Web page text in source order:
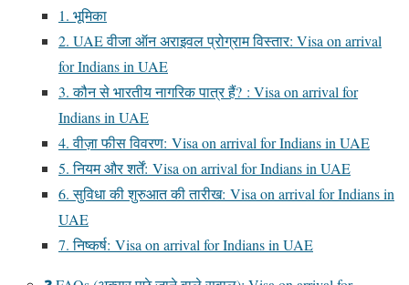
1. भूमिका
2. UAE वीजा ऑन अराइवल प्रोग्राम विस्तार: Visa on arrival
for Indians in UAE
3. कौन से भारतीय नागरिक पात्र हैं? : Visa on arrival for
Indians in UAE
4. वीज़ा फीस विवरण: Visa on arrival for Indians in UAE
5. नियम और शर्तें: Visa on arrival for Indians in UAE
6. सुविधा की शुरुआत की तारीख: Visa on arrival for Indians in
UAE
7. निष्कर्ष: Visa on arrival for Indians in UAE